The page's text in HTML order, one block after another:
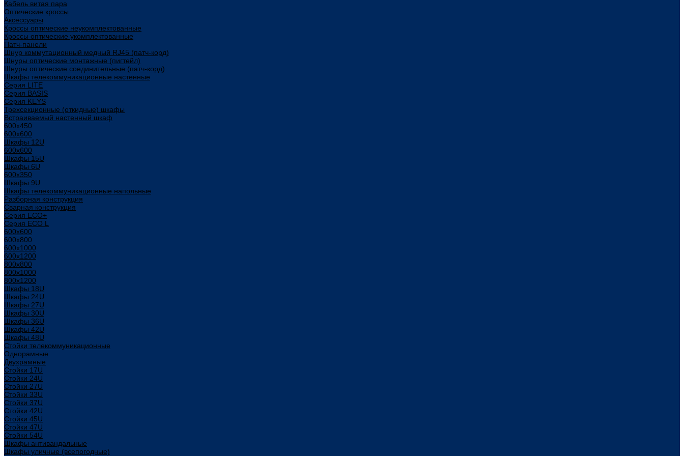
Кабель витая пара
Оптические кроссы
Аксессуары
Кроссы оптические неукомплектованные
Кроссы оптические укомплектованные
Патч-панели
Шнур коммутационный медный RJ45 (патч-корд)
Шнуры оптические монтажные (пигтейл)
Шнуры оптические соединительные (патч-корд)
Шкафы телекоммуникационные настенные
Cерия LITE
Cерия BASIS
Cерия KEYS
Трехсекционные (откидные) шкафы
Встраиваемый настенный шкаф
600x450
600x600
Шкафы 12U
600x600
Шкафы 15U
Шкафы 6U
600x350
Шкафы 9U
Шкафы телекоммуникационные напольные
Разборная конструкция
Сварная конструкция
Серия ECO+
Серия ECO L
600x600
600x800
600х1000
600х1200
800x800
800х1000
800х1200
Шкафы 18U
Шкафы 24U
Шкафы 27U
Шкафы 30U
Шкафы 36U
Шкафы 42U
Шкафы 48U
Стойки телекоммуникационные
Однорамные
Двухрамные
Стойки 17U
Стойки 24U
Стойки 27U
Стойки 33U
Стойки 37U
Стойки 42U
Стойки 45U
Стойки 47U
Стойки 54U
Шкафы антивандальные
Шкафы уличные (всепогодные)